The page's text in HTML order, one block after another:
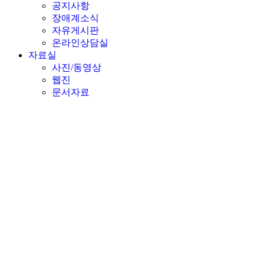
공지사항
장애계소식
자유게시판
온라인상담실
자료실
사진/동영상
웹진
문서자료